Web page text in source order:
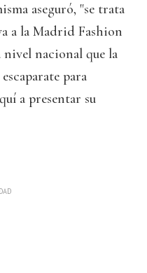
aseguró, "se trata
a la Madrid Fashion
nivel nacional que la
para
a presentar su